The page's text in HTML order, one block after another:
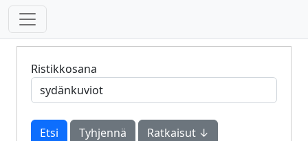
Ristikkosana
Tyhjennä Ratkaisut ↓